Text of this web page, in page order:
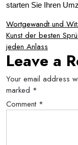
starten Sie Ihren
Post
Wortgewandt und
Kunst der besten
jeden Anlass
Leave a
Your email address
marked *
Comment *